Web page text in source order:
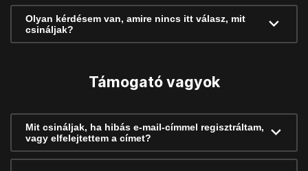
Olyan kérdésem van, amire nincs itt válasz, mit
csináljak?
Támogató vagyok
Mit csináljak, ha hibás e-mail-címmel regisztráltam,
vagy elfelejtettem a címet?